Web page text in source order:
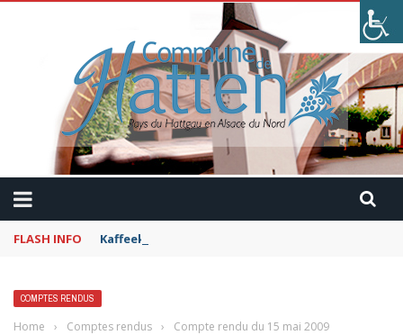
FLASH INFO Kaffeekranzel : Le Maroc en camping-car avec
COMPTES RENDUS
Home › Comptes rendus › Compte rendu du 15 mai 2009